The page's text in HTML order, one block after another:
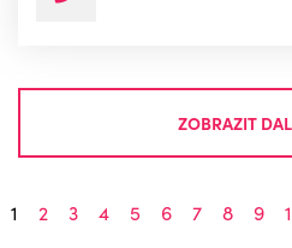
ZOBRAZIT
1 2 3 4 5 6 7 8 9